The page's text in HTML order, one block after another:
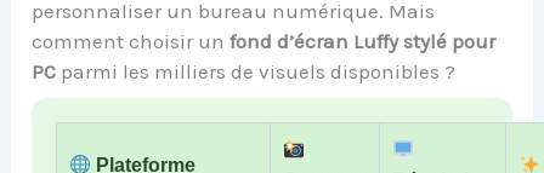
personnaliser un bureau numérique. Mais
comment choisir unfond d’écran Luffy stylé pour
PC parmi les milliers de visuels disponibles ?
Plateforme